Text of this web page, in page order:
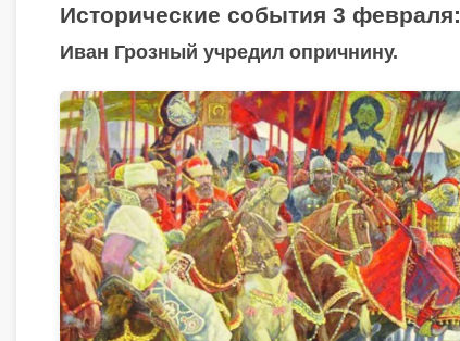
Исторические события 3 февраля:
Иван Грозный учредил опричнину.